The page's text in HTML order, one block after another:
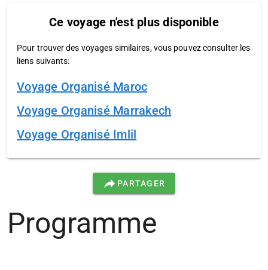
Ce voyage n'est plus disponible
Pour trouver des voyages similaires, vous pouvez consulter les
liens suivants:
Voyage Organisé Maroc
Voyage Organisé Marrakech
Voyage Organisé Imlil
PARTAGER
Programme